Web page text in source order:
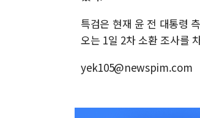
특검은 현재 윤 전 대통령
오는 1일 2차 소환 조사를
yek105@newspim.com